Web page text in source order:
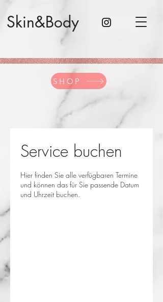
Skin&Body
SHOP
Service buchen
Hier finden Sie alle verfügbaren Termine
und können das für Sie passende Datum
und Uhrzeit buchen.